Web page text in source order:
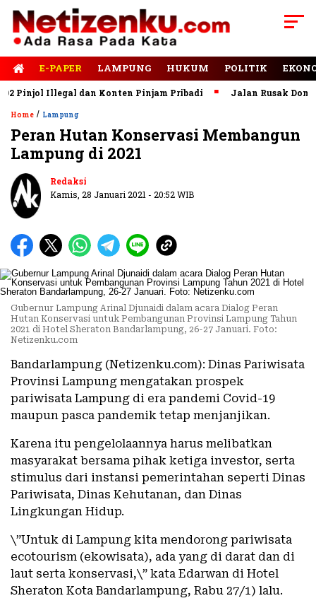
E-PAPER LAMPUNG HUKUM POLITIK
Illegal dan Konten Pinjam Pribadi Jalan Rusak Dominasi
Home / Lampung
Peran Hutan Konservasi Membangun
Lampung di 2021
Redaksi
Kamis, 28 Januari 2021 - 20:52 WIB
Gubernur Lampung Arinal Djunaidi dalam acara Dialog Peran
Hutan Konservasi untuk Pembangunan Provinsi Lampung Tahun
2021 di Hotel Sheraton Bandarlampung, 26-27 Januari. Foto:
Netizenku.com
Bandarlampung (Netizenku.com): Dinas Pariwisata
Provinsi Lampung mengatakan prospek
pariwisata Lampung di era pandemi Covid-19
maupun pasca pandemik tetap menjanjikan.
Karena itu pengelolaannya harus melibatkan
masyarakat bersama pihak ketiga investor, serta
stimulus dari instansi pemerintahan seperti Dinas
Pariwisata, Dinas Kehutanan, dan Dinas
Lingkungan Hidup.
\”Untuk di Lampung kita mendorong pariwisata
ecotourism (ekowisata), ada yang di darat dan di
laut serta konservasi,\” kata Edarwan di Hotel
Sheraton Kota Bandarlampung, Rabu 27/1) lalu.